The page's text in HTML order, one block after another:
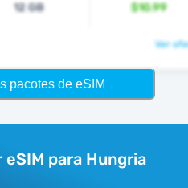
12 GB $10.99
Ver
pacotes de eSIM
para Hungria